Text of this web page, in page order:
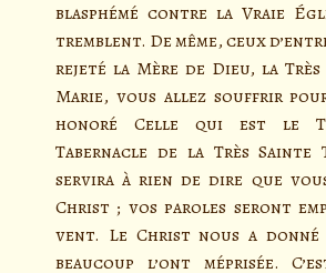
blasphémé contre la Vraie
tremblent. De même, ceux
rejeté la Mère de Dieu, la Très
Marie, vous allez souffrir
honoré Celle qui est le
Tabernacle de la Très
servira à rien de dire que
Christ ; vos paroles seront
vent. Le Christ nous a donné
beaucoup l’ont méprisée.